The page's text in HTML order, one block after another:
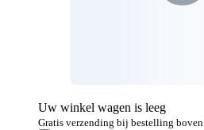
Uw winkel wagen is leeg
Gratis verzending bij bestelling boven